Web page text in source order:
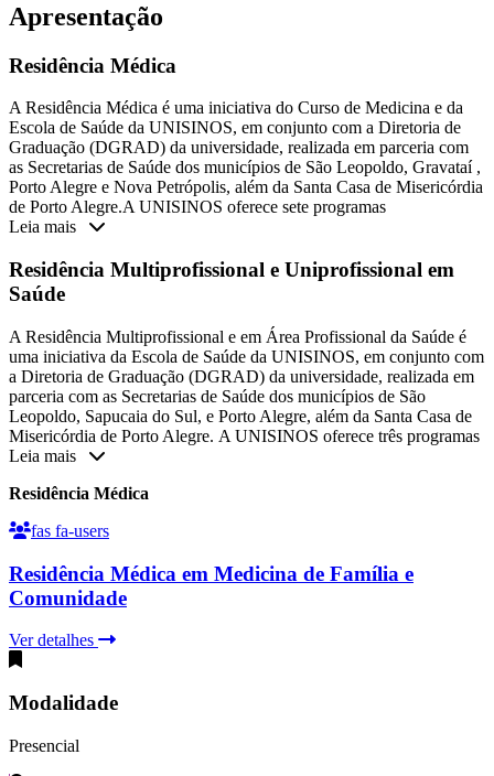
Apresentação
Residência Médica
A Residência Médica é uma iniciativa do Curso de Medicina e da
Escola de Saúde da UNISINOS, em conjunto com a Diretoria de
Graduação (DGRAD) da universidade, realizada em parceria com
as Secretarias de Saúde dos municípios de São Leopoldo, Gravataí ,
Porto Alegre e Nova Petrópolis, além da Santa Casa de Misericórdia
de Porto Alegre.A UNISINOS oferece sete programas
Leia mais
Residência Multiprofissional e Uniprofissional em
Saúde
A Residência Multiprofissional e em Área Profissional da Saúde é
uma iniciativa da Escola de Saúde da UNISINOS, em conjunto com
a Diretoria de Graduação (DGRAD) da universidade, realizada em
parceria com as Secretarias de Saúde dos municípios de São
Leopoldo, Sapucaia do Sul, e Porto Alegre, além da Santa Casa de
Misericórdia de Porto Alegre. A UNISINOS oferece três programas
Leia mais
Residência Médica
fas fa-users
Residência Médica em Medicina de Família e
Comunidade
Ver detalhes
Modalidade
Presencial